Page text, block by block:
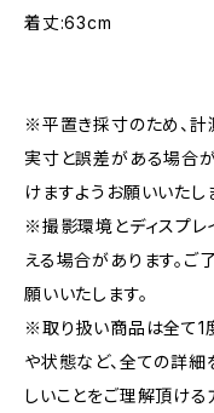
着丈:63cm
※平置き採寸のため、
実寸と誤差がある場合
けますようお願いいたし
※撮影環境とディスプレ
える場合があります。
願いいたします。
※取り扱い商品は全て1
や状態など、全ての詳
しいことをご理解頂け